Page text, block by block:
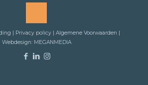
| Privacy policy | Algemene Voorwaarden |
Webdesign: MEGANMEDIA